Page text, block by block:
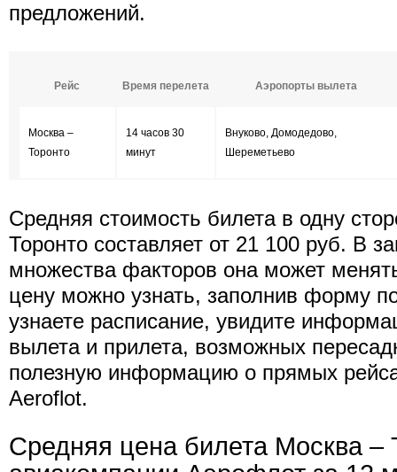
предложений.
Рейс Время перелета Аэропорты вылета
Москва –
Торонто
14 часов 30
минут
Внуково, Домодедово,
Шереметьево
Средняя стоимость билета в одну
Торонто составляет от 21 100 руб. В
множества факторов она может
цену можно узнать, заполнив форму
узнаете расписание, увидите
вылета и прилета, возможных
полезную информацию о прямых
Aeroflot.
Средняя цена билета Москва –